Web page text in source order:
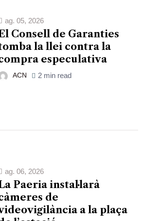
ag. 05, 2026
Consell de Garanties
la llei contra la
especulativa
ACN 2 min read
ag. 06, 2026
Paeria instal·larà
de
a la plaça